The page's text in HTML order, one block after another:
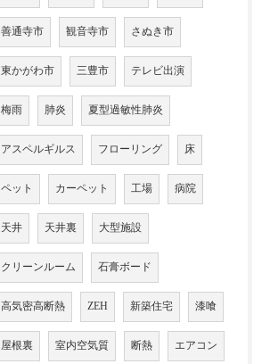
善通寺市 観音寺市 さぬき市
東かがわ市 三豊市 テレビ出演
梅雨 肺炎 夏型過敏性肺炎
アスペルギルス フローリング 床
ペット カーペット 工場 病院
天井 天井裏 大型施設
クリーンルーム 石膏ボード
高気密高断熱 ZEH 新築住宅 漆喰
屋根裏 室内空気質 断熱 エアコン